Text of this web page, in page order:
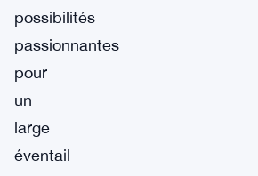
possibilités
passionnantes
pour
un
large
éventail